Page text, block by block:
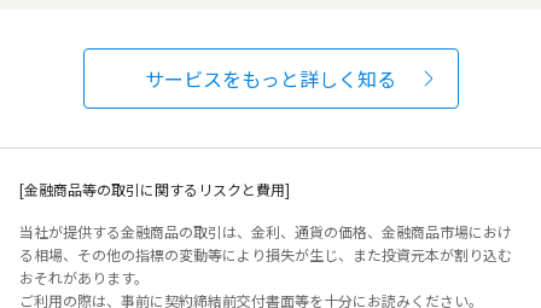
サービスをもっと詳しく知る
[金融商品等の取引に関するリスクと費用]
当社が提供する金融商品の取引は、金利、通貨の価格、金融商品市場におけ
る相場、その他の指標の変動等により損失が生じ、また投資元本が割り込む
おそれがあります。
ご利用の際は、事前に契約締結前交付書面等を十分にお読みください。